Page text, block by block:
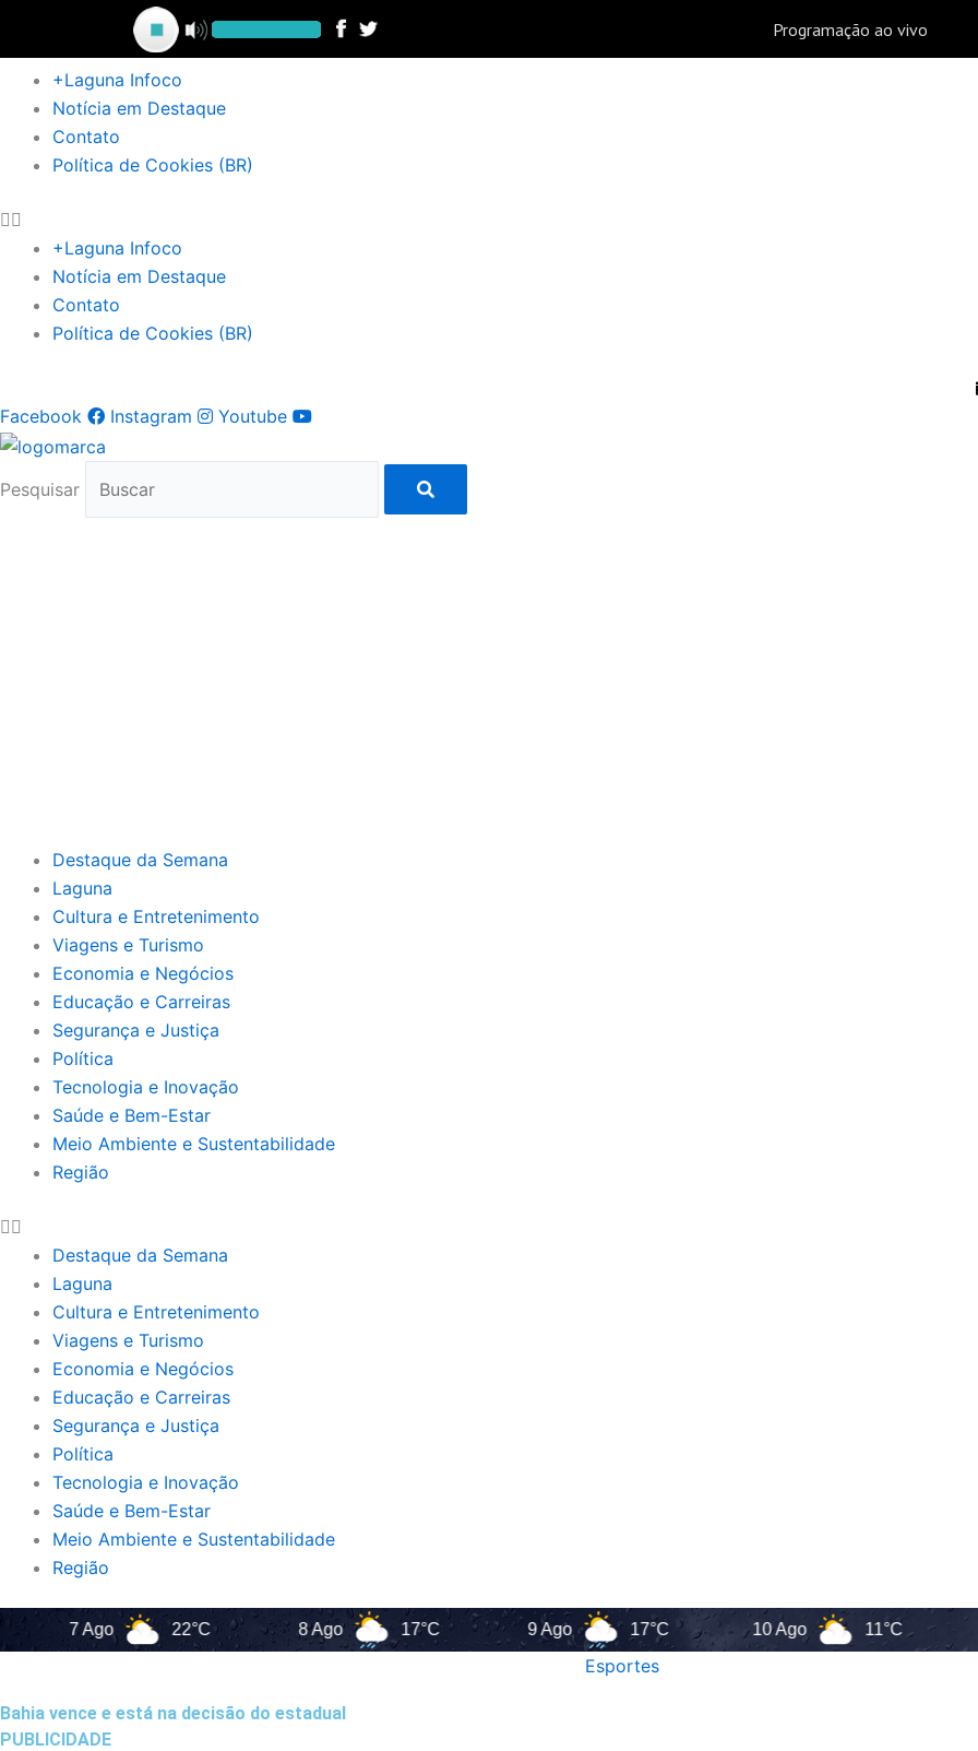
conteúdo
+Laguna Infoco
Notícia em Destaque
Contato
Política de Cookies (BR)
+Laguna Infoco
Notícia em Destaque
Contato
Política de Cookies (BR)
Facebook Instagram Youtube
Pesquisar
Destaque da Semana
Laguna
Cultura e Entretenimento
Viagens e Turismo
Economia e Negócios
Educação e Carreiras
Segurança e Justiça
Política
Tecnologia e Inovação
Saúde e Bem-Estar
Meio Ambiente e Sustentabilidade
Região
Destaque da Semana
Laguna
Cultura e Entretenimento
Viagens e Turismo
Economia e Negócios
Educação e Carreiras
Segurança e Justiça
Política
Tecnologia e Inovação
Saúde e Bem-Estar
Meio Ambiente e Sustentabilidade
Região
22°C 8 Ago 17°C 9 Ago 17°C 10 Ago 11°C 11
Esportes
Bahia vence e está na decisão do estadual
PUBLICIDADE